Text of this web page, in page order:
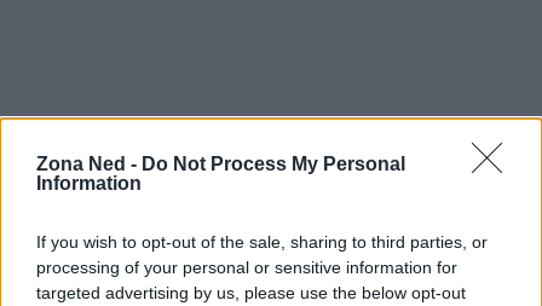
Zona Ned - Do Not Process My Personal
Information
If you wish to opt-out of the sale, sharing to third parties, or
processing of your personal or sensitive information for
targeted advertising by us, please use the below opt-out
AUTORE